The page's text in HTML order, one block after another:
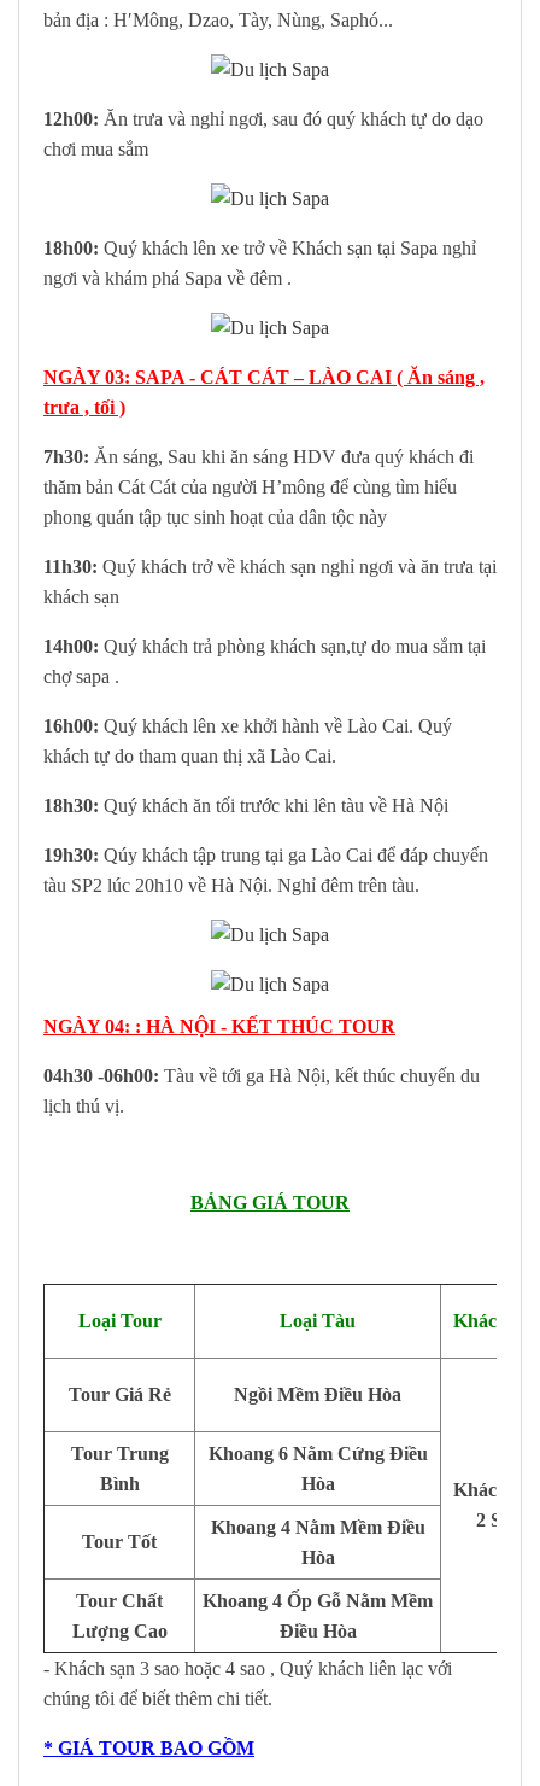
bản địa : H′Mông, Dzao, Tày, Nùng, Saphó...
12h00: Ăn trưa và nghỉ ngơi, sau đó quý khách tự do dạo
chơi mua sắm
18h00: Quý khách lên xe trở về Khách sạn tại Sapa nghỉ
ngơi và khám phá Sapa về đêm .
NGÀY 03: SAPA - CÁT CÁT – LÀO CAI ( Ăn sáng ,
trưa , tối )
7h30: Ăn sáng, Sau khi ăn sáng HDV đưa quý khách đi
thăm bản Cát Cát của người H’mông để cùng tìm hiểu
phong quán tập tục sinh hoạt của dân tộc này
11h30: Quý khách trở về khách sạn nghỉ ngơi và ăn trưa tại
khách sạn
14h00: Quý khách trả phòng khách sạn,tự do mua sắm tại
chợ sapa .
16h00: Quý khách lên xe khởi hành về Lào Cai. Quý
khách tự do tham quan thị xã Lào Cai.
18h30: Quý khách ăn tối trước khi lên tàu về Hà Nội
19h30: Qúy khách tập trung tại ga Lào Cai để đáp chuyến
tàu SP2 lúc 20h10 về Hà Nội. Nghỉ đêm trên tàu.
NGÀY 04: : HÀ NỘI - KẾT THÚC TOUR
04h30 -06h00: Tàu về tới ga Hà Nội, kết thúc chuyến du
lịch thú vị.
BẢNG GIÁ TOUR
Loại Tour Loại Tàu Khách
Tour Giá Rẻ Ngồi Mềm Điều Hòa
Khách
2 Sao
Tour Trung
Bình
Khoang 6 Nằm Cứng Điều
Hòa
Tour Tốt
Khoang 4 Nằm Mềm Điều
Hòa
Tour Chất
Lượng Cao
Khoang 4 Ốp Gỗ Nằm Mềm
Điều Hòa
- Khách sạn 3 sao hoặc 4 sao , Quý khách liên lạc với
chúng tôi để biết thêm chi tiết.
* GIÁ TOUR BAO GỒM